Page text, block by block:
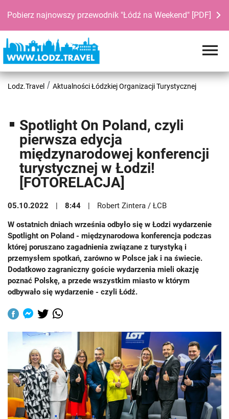
Pobierz najnowszy przewodnik "Łódź na Weekend" [PDF]
Lodz.Travel Aktualności Łódzkiej Organizacji Turystycznej
Spotlight On Poland, czyli
pierwsza edycja
międzynarodowej konferencji
turystycznej w Łodzi!
[FOTORELACJA]
05.10.2022 8:44 Robert Zintera / ŁCB
W ostatnich dniach września odbyło się w Łodzi wydarzenie
Spotlight on Poland - międzynarodowa konferencja podczas
której poruszano zagadnienia związane z turystyką i
przemysłem spotkań, zarówno w Polsce jak i na świecie.
Dodatkowo zagraniczny goście wydarzenia mieli okazję
poznać Polskę, a przede wszystkim miasto w którym
odbywało się wydarzenie - czyli Łódź.